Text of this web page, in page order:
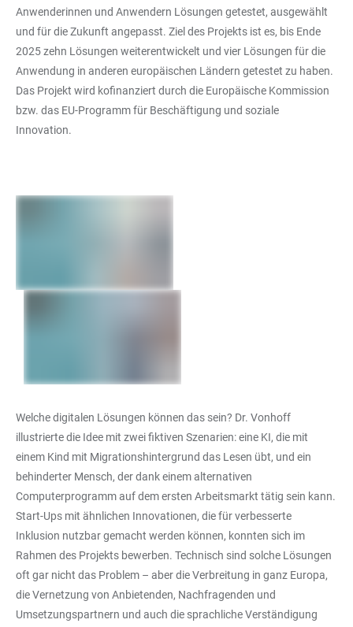
Anwenderinnen und Anwendern Lösungen getestet, ausgewählt
und für die Zukunft angepasst. Ziel des Projekts ist es, bis Ende
2025 zehn Lösungen weiterentwickelt und vier Lösungen für die
Anwendung in anderen europäischen Ländern getestet zu haben.
Das Projekt wird kofinanziert durch die Europäische Kommission
bzw. das EU-Programm für Beschäftigung und soziale
Innovation.
Welche digitalen Lösungen können das sein? Dr. Vonhoff
illustrierte die Idee mit zwei fiktiven Szenarien: eine KI, die mit
einem Kind mit Migrationshintergrund das Lesen übt, und ein
behinderter Mensch, der dank einem alternativen
Computerprogramm auf dem ersten Arbeitsmarkt tätig sein kann.
Start-Ups mit ähnlichen Innovationen, die für verbesserte
Inklusion nutzbar gemacht werden können, konnten sich im
Rahmen des Projekts bewerben. Technisch sind solche Lösungen
oft gar nicht das Problem – aber die Verbreitung in ganz Europa,
die Vernetzung von Anbietenden, Nachfragenden und
Umsetzungspartnern und auch die sprachliche Verständigung